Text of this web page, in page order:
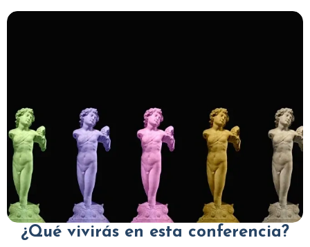
¿Qué vivirás en esta conferencia?